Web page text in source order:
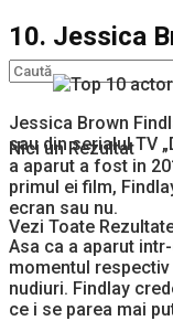
Nici un Rezultat
Vezi Toate
10. Jessica
Jessica Brown
sau din serialul TV
a aparut a fost in
primul ei film,
ecran sau nu.
Asa ca a aparut
momentul
nudiuri. Findlay
ce i se parea mai